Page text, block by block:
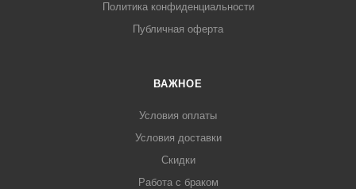
Политика конфиденциальности
Публичная оферта
ВАЖНОЕ
Условия оплаты
Условия доставки
Скидки
Работа с браком